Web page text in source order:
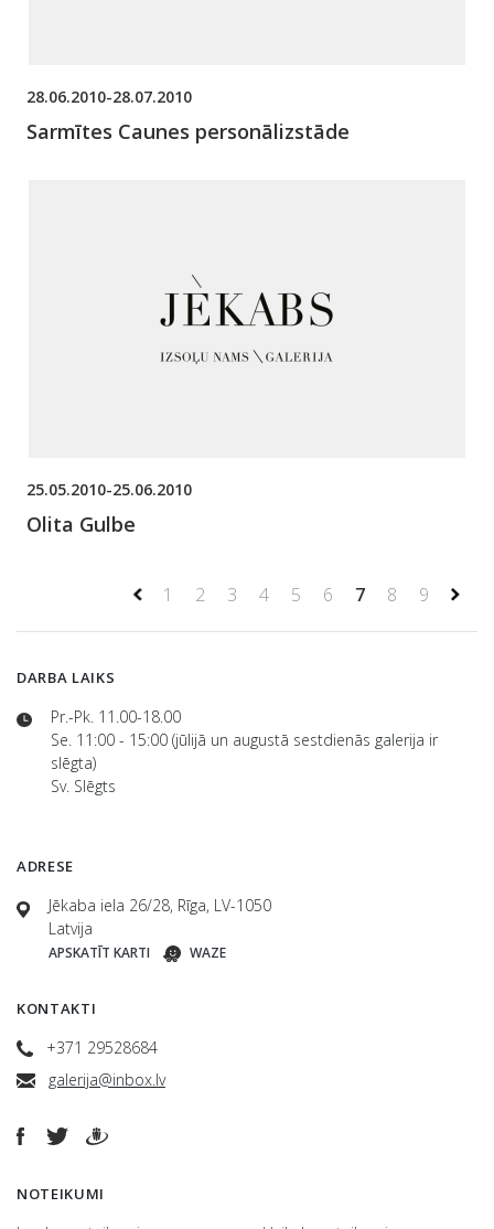
28.06.2010-28.07.2010
Sarmītes Caunes personālizstāde
25.05.2010-25.06.2010
Olita Gulbe
1 2 3 4 5 6 7 8 9
DARBA LAIKS
Pr.-Pk. 11.00-18.00
Se. 11:00 - 15:00 (jūlijā un augustā sestdienās galerija ir
slēgta)
Sv. Slēgts
ADRESE
Jēkaba iela 26/28, Rīga, LV-1050
Latvija
APSKATĪT KARTI WAZE
KONTAKTI
+371 29528684
galerija@inbox.lv
NOTEIKUMI